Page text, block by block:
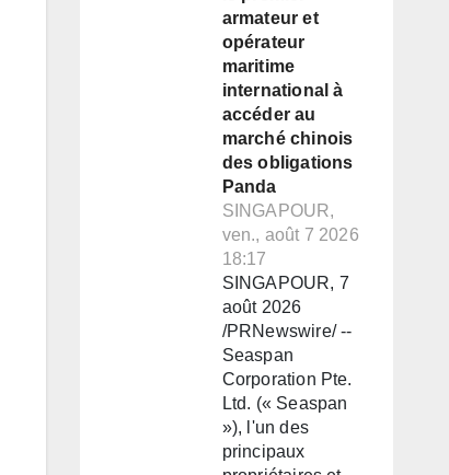
armateur et
opérateur
maritime
international à
accéder au
marché chinois
des obligations
Panda
SINGAPOUR,
ven., août 7 2026
18:17
SINGAPOUR, 7
août 2026
/PRNewswire/ --
Seaspan
Corporation Pte.
Ltd. (« Seaspan
»), l'un des
principaux